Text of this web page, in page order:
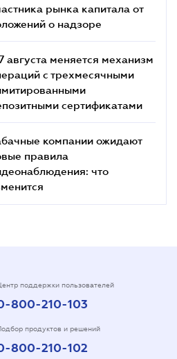
рынка капитала от
о надзоре
августа меняется механизм
с трехмесячными
сертификатами
компании ожидают
правила
что
поддержки пользователей
800-210-103
продуктов и решений
800-210-102